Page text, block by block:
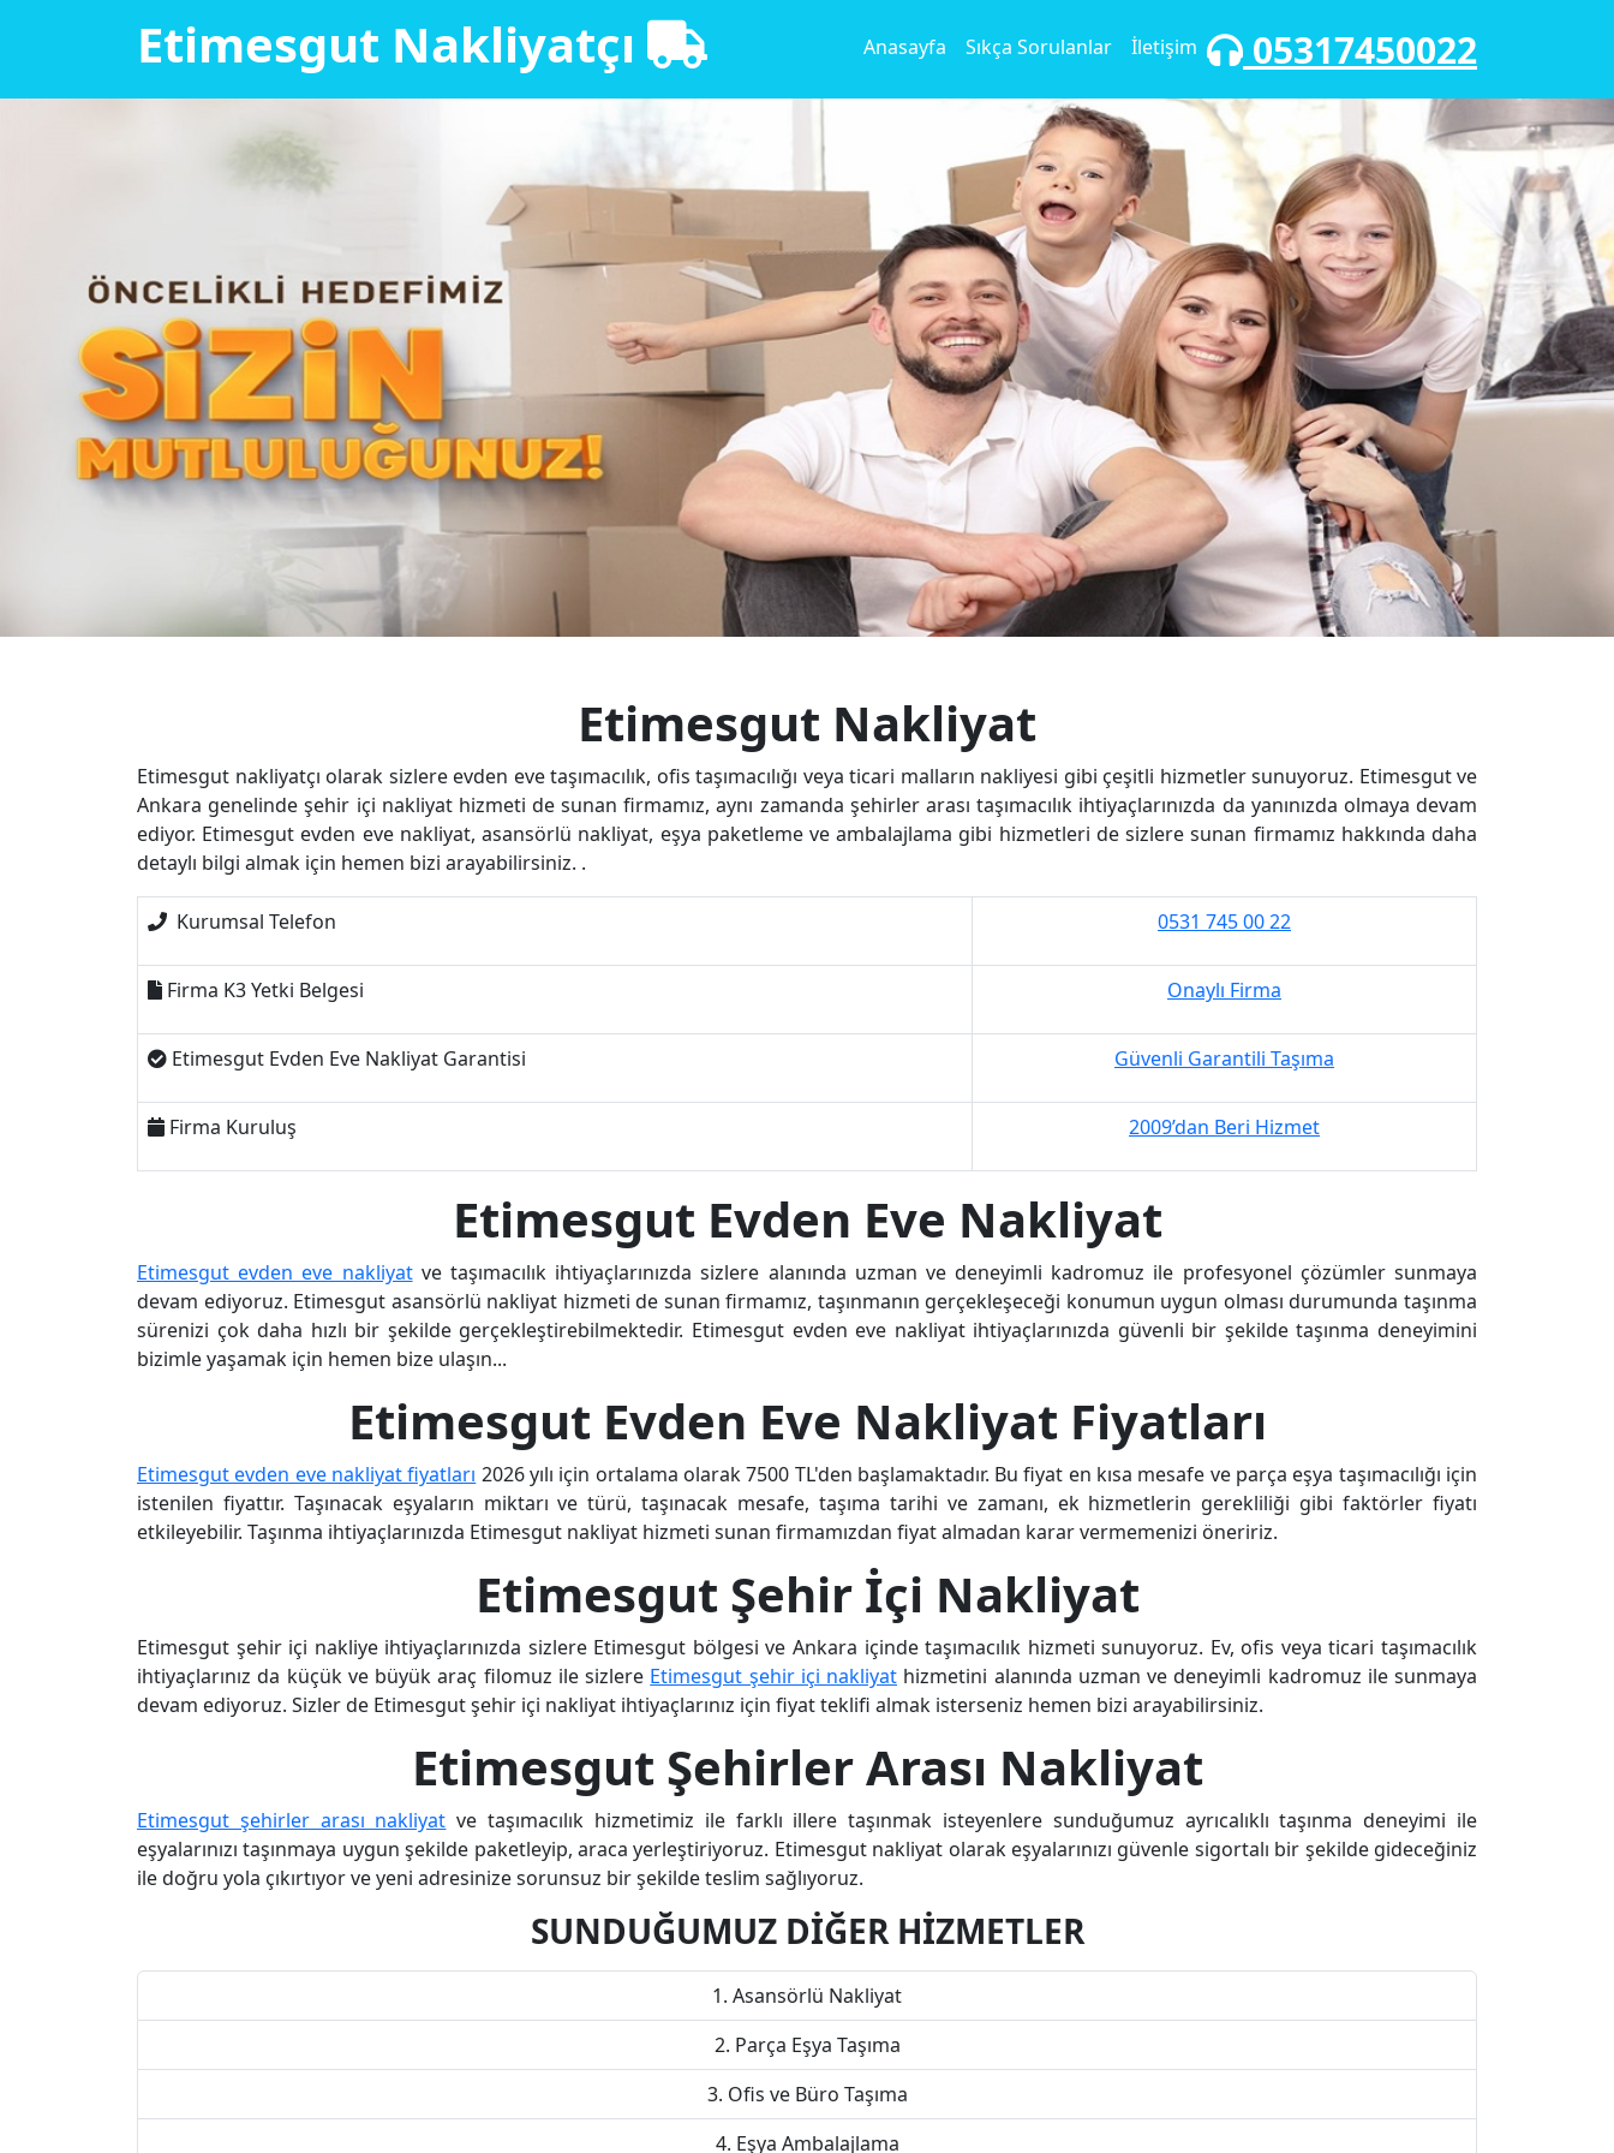
Etimesgut Nakliyatçı Anasayfa Sıkça Sorulanlar İletişim 05317450022
Etimesgut Nakliyat
Etimesgut nakliyatçı olarak sizlere evden eve taşımacılık, ofis taşımacılığı veya ticari malların nakliyesi gibi çeşitli hizmetler sunuyoruz. Etimesgut ve
Ankara genelinde şehir içi nakliyat hizmeti de sunan firmamız, aynı zamanda şehirler arası taşımacılık ihtiyaçlarınızda da yanınızda olmaya devam
ediyor. Etimesgut evden eve nakliyat, asansörlü nakliyat, eşya paketleme ve ambalajlama gibi hizmetleri de sizlere sunan firmamız hakkında daha
detaylı bilgi almak için hemen bizi arayabilirsiniz. .
️ Kurumsal Telefon 0531 745 00 22
Firma K3 Yetki Belgesi Onaylı Firma
Etimesgut Evden Eve Nakliyat Garantisi Güvenli Garantili Taşıma
Firma Kuruluş 2009’dan Beri Hizmet
Etimesgut Evden Eve Nakliyat
Etimesgut evden eve nakliyatve taşımacılık ihtiyaçlarınızda sizlere alanında uzman ve deneyimli kadromuz ile profesyonel çözümler sunmaya
devam ediyoruz. Etimesgut asansörlü nakliyat hizmeti de sunan firmamız, taşınmanın gerçekleşeceği konumun uygun olması durumunda taşınma
sürenizi çok daha hızlı bir şekilde gerçekleştirebilmektedir. Etimesgut evden eve nakliyat ihtiyaçlarınızda güvenli bir şekilde taşınma deneyimini
bizimle yaşamak için hemen bize ulaşın...
Etimesgut Evden Eve Nakliyat Fiyatları
Etimesgut evden eve nakliyat fiyatları 2026 yılı için ortalama olarak 7500 TL'den başlamaktadır. Bu fiyat en kısa mesafe ve parça eşya taşımacılığı için
istenilen fiyattır. Taşınacak eşyaların miktarı ve türü, taşınacak mesafe, taşıma tarihi ve zamanı, ek hizmetlerin gerekliliği gibi faktörler fiyatı
etkileyebilir. Taşınma ihtiyaçlarınızda Etimesgut nakliyat hizmeti sunan firmamızdan fiyat almadan karar vermemenizi öneririz.
Etimesgut Şehir İçi Nakliyat
Etimesgut şehir içi nakliye ihtiyaçlarınızda sizlere Etimesgut bölgesi ve Ankara içinde taşımacılık hizmeti sunuyoruz. Ev, ofis veya ticari taşımacılık
ihtiyaçlarınız da küçük ve büyük araç filomuz ile sizlere Etimesgut şehir içi nakliyat hizmetini alanında uzman ve deneyimli kadromuz ile sunmaya
devam ediyoruz. Sizler de Etimesgut şehir içi nakliyat ihtiyaçlarınız için fiyat teklifi almak isterseniz hemen bizi arayabilirsiniz.
Etimesgut Şehirler Arası Nakliyat
Etimesgut şehirler arası nakliyat ve taşımacılık hizmetimiz ile farklı illere taşınmak isteyenlere sunduğumuz ayrıcalıklı taşınma deneyimi ile
eşyalarınızı taşınmaya uygun şekilde paketleyip, araca yerleştiriyoruz. Etimesgut nakliyat olarak eşyalarınızı güvenle sigortalı bir şekilde gideceğiniz
ile doğru yola çıkırtıyor ve yeni adresinize sorunsuz bir şekilde teslim sağlıyoruz.
SUNDUĞUMUZ DİĞER HİZMETLER
Asansörlü Nakliyat
Parça Eşya Taşıma
Ofis ve Büro Taşıma
Eşya Ambalajlama